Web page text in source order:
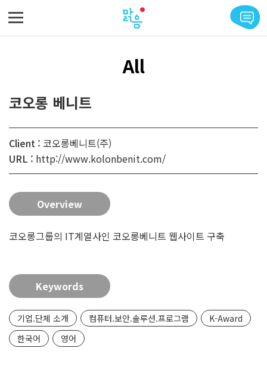
All
코오롱 베니트
Client : 코오롱베니트(주)
URL : http://www.kolonbenit.com/
Overview
코오롱그룹의 IT계열사인 코오롱베니트 웹사이트 구축
Keywords
기업.단체 소개 컴퓨터.보안.솔루션.프로그램
K-Award
한국어
영어